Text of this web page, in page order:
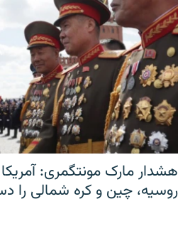
هشدار مارک مونتگمری: آمریکا
روسیه، چین و کره شمالی